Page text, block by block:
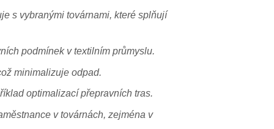
s vybranými továrnami, které splňují
podmínek v textilním průmyslu.
minimalizuje odpad.
optimalizací přepravních tras.
v továrnách, zejména v